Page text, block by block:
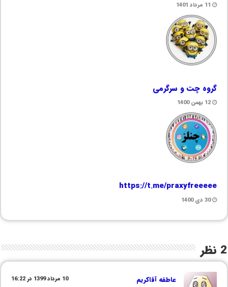
11 مرداد 1401
گروه چت و سرگرمی
12 بهمن 1400
https://t.me/praxyfreeeee
30 دی 1400
2 نظر
عاطفه آقاکریم 10 مرداد 1399 در 16:22